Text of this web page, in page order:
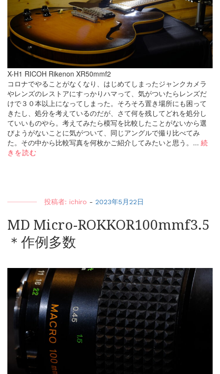
X-H1 RICOH Rikenon XR50mmf2
コロナでやることがなくなり、はじめてしまったジャンクカメラ
やレンズのレストアにすっかりハマって、気がついたらレンズだ
けで３０本以上になってしまった。そろそろ置き場所にも困って
きたし、処分を考えているのだが、さて何を残してどれを処分し
ていいものやら。考えてみたら模写を比較したことがないから選
びようがないことに気がついて、同じアングルで撮り比べてみ
た。その中から比較写真を何枚かご紹介してみたいと思う。... 続
きを読む
投稿者: ichiro - 2023年5月22日
MD Micro-ROKKOR100mmf3.5
＊作例多数